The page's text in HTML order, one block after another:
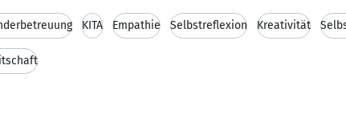
KITA Empathie Selbstreflexion Kreativität